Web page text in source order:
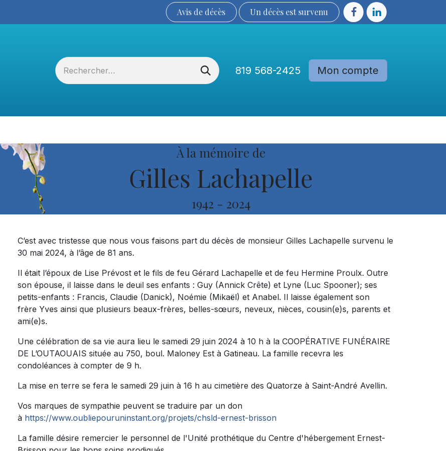
Avis de décès Un décès est sur​​​​​​​​ve​nu​​​​​​​​​​
819 568-2425 Mon compte
À la mémoire de
Gilles Lachapelle
1942 - 2024
C’est avec tristesse que nous vous faisons part du décès de monsieur Gilles Lachapelle survenu le
30 mai 2024, à l’âge de 81 ans.
Il était l’époux de Lise Prévost et le fils de feu Gérard Lachapelle et de feu Hermine Proulx. Outre
son épouse, il laisse dans le deuil ses enfants : Guy (Annick Crête) et Lyne (Luc Spooner); ses
petits-enfants : Francis, Claudie (Danick), Noémie (Mikaël) et Anabel. Il laisse également son
frère Yves ainsi que plusieurs beaux-frères, belles-sœurs, neveux, nièces, cousin(e)s, parents et
ami(e)s.
Une célébration de sa vie aura lieu le samedi 29 juin 2024 à 10 h à la COOPÉRATIVE FUNÉRAIRE
DE L’OUTAOUAIS située au 750, boul. Maloney Est à Gatineau. La famille recevra les
condoléances à compter de 9 h.
La mise en terre se fera le samedi 29 juin à 16 h au cimetière des Quatorze à Saint-André Avellin.
Vos marques de sympathie peuvent se traduire par un don
à https://www.oubliepouruninstant.org/projets/chsld-ernest-brisson
La famille désire remercier le personnel de l'Unité prothétique du Centre d'hébergement Ernest-